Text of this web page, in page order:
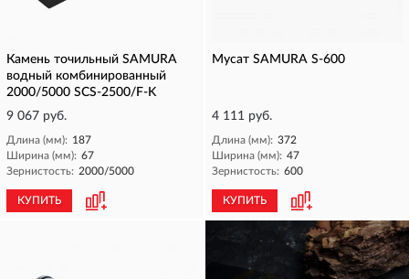
Камень точильный SAMURA
водный комбинированный
2000/5000 SCS-2500/F-K
9 067 руб.
Длина (мм): 187
Ширина (мм): 67
Зернистость: 2000/5000
КУПИТЬ
Мусат SAMURA S-600
4 111 руб.
Длина (мм): 372
Ширина (мм): 47
Зернистость: 600
КУПИТЬ